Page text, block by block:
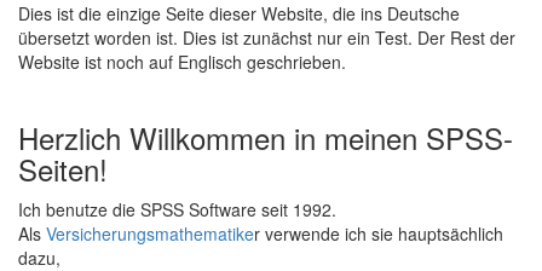
Dies ist die einzige Seite dieser Website, die ins Deutsche
übersetzt worden ist. Dies ist zunächst nur ein Test. Der Rest der
Website ist noch auf Englisch geschrieben.
Herzlich Willkommen in meinen SPSS-
Seiten!
Ich benutze die SPSS Software seit 1992.
Als Versicherungsmathematiker verwende ich sie hauptsächlich
dazu,